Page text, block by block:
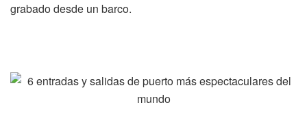
grabado desde un barco.